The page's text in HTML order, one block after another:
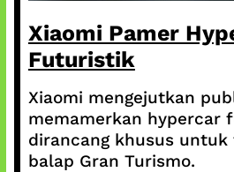
Xiaomi Pamer
Futuristik
Xiaomi mengejutkan
memamerkan hypercar
dirancang khusus untuk
balap Gran Turismo.